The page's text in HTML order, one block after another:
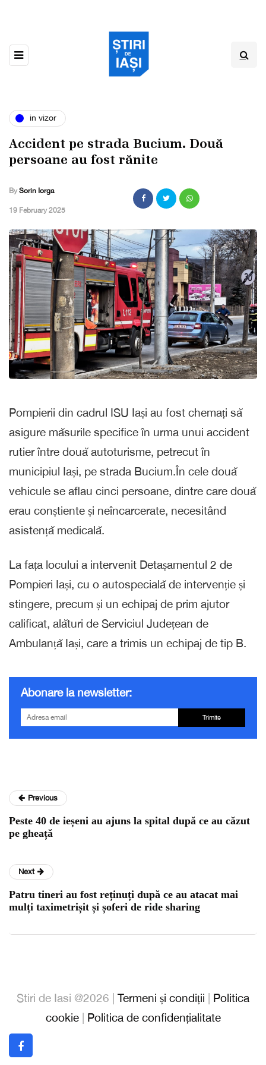
in vizor
Accident pe strada Bucium. Două
persoane au fost rănite
By Sorin Iorga
,19 February 2025
Pompierii din cadrul ISU Iași au fost chemați să
asigure măsurile specifice în urma unui accident
rutier între două autoturisme, petrecut în
municipiul Iași, pe strada Bucium.În cele două
vehicule se aflau cinci persoane, dintre care două
erau conștiente și neîncarcerate, necesitând
asistență medicală.
La fața locului a intervenit Detașamentul 2 de
Pompieri Iași, cu o autospecială de intervenție și
stingere, precum și un echipaj de prim ajutor
calificat, alături de Serviciul Județean de
Ambulanță Iași, care a trimis un echipaj de tip B.
Abonare la newsletter:
Trimite
Previous
Peste 40 de ieșeni au ajuns la spital după ce au căzut
pe gheață
Next
Patru tineri au fost reținuți după ce au atacat mai
mulți taximetrișit și șoferi de ride sharing
Stiri de Iasi @2026 | Termeni și condiții
Politica
cookie| Politica de confidențialitate